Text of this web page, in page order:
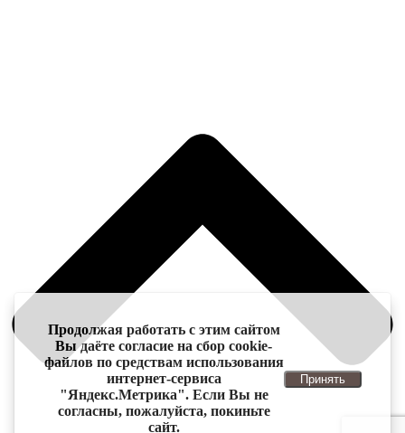
Продолжая работать с этим сайтом
Вы даёте согласие на сбор cookie-
файлов по средствам использования
интернет-сервиса
"Яндекс.Метрика". Если Вы не
согласны, пожалуйста, покиньте
сайт.
Принять